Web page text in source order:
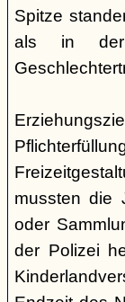
Spitze
als in der
mussten die
oder
der Polizei